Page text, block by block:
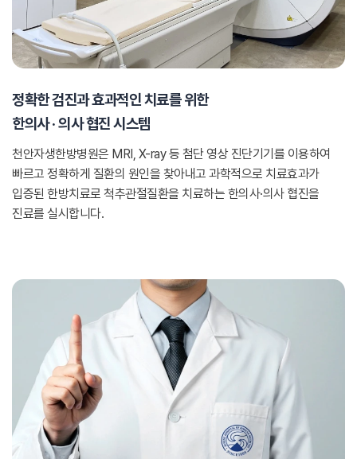
정확한 검진과 효과적인 치료를 위한
한의사 · 의사 협진 시스템
천안자생한방병원은 MRI, X-ray 등 첨단 영상 진단기기를 이용하여
빠르고 정확하게 질환의 원인을 찾아내고 과학적으로 치료효과가
입증된 한방치료로 척추관절질환을 치료하는 한의사·의사 협진을
진료를 실시합니다.